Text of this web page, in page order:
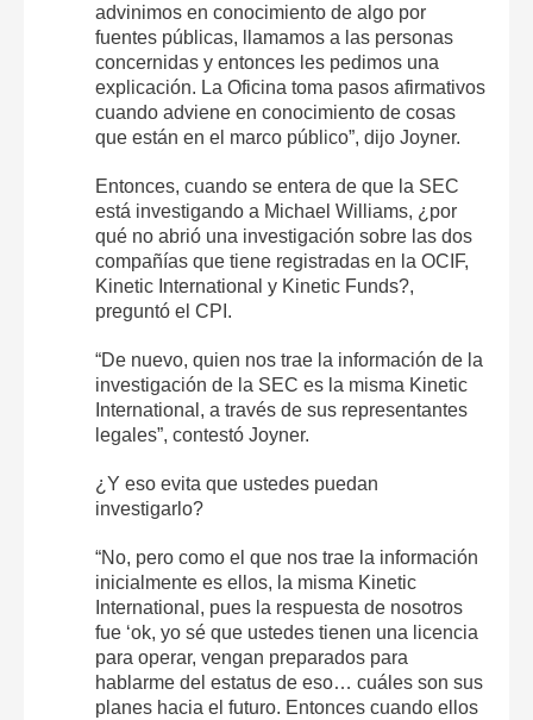
advinimos en conocimiento de algo por
fuentes públicas, llamamos a las personas
concernidas y entonces les pedimos una
explicación. La Oficina toma pasos afirmativos
cuando adviene en conocimiento de cosas
que están en el marco público”, dijo Joyner.
Entonces, cuando se entera de que la SEC
está investigando a Michael Williams, ¿por
qué no abrió una investigación sobre las dos
compañías que tiene registradas en la OCIF,
Kinetic International y Kinetic Funds?,
preguntó el CPI.
“De nuevo, quien nos trae la información de la
investigación de la SEC es la misma Kinetic
International, a través de sus representantes
legales”, contestó Joyner.
¿Y eso evita que ustedes puedan
investigarlo?
“No, pero como el que nos trae la información
inicialmente es ellos, la misma Kinetic
International, pues la respuesta de nosotros
fue ‘ok, yo sé que ustedes tienen una licencia
para operar, vengan preparados para
hablarme del estatus de eso… cuáles son sus
planes hacia el futuro. Entonces cuando ellos